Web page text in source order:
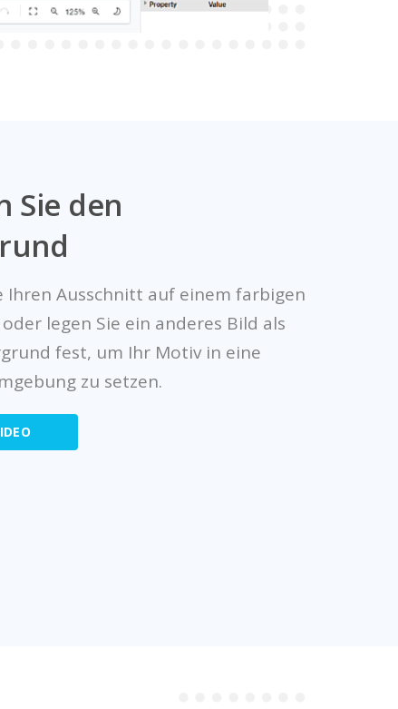
Sie den
Ihren Ausschnitt auf einem farbigen
legen Sie ein anderes Bild als
fest, um Ihr Motiv in eine
zu setzen.